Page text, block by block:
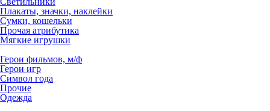
Плакаты, значки, наклейки
Сумки, кошельки
Прочая атрибутика
Мягкие игрушки
Герои фильмов, м/ф
Герои игр
Символ года
Прочие
Одежда